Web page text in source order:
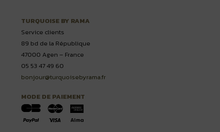
TURQUOISE BY RAMA
Service clients
89 bd de la République
47000 Agen – France
05 53 47 49 60
bonjour@turquoisebyrama.fr
MODE DE PAIEMENT